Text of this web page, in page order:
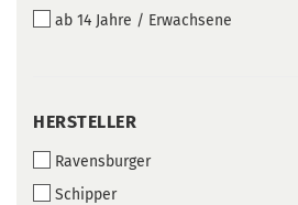
ab 14 Jahre / Erwachsene
HERSTELLER
HERSTELLER
Ravensburger
Schipper